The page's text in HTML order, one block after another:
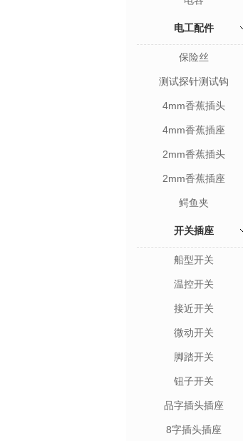
电工配件
保险丝
测试探针测试钩
4mm香蕉插头
4mm香蕉插座
2mm香蕉插头
2mm香蕉插座
鳄鱼夹
开关插座
船型开关
温控开关
接近开关
微动开关
脚踏开关
钮子开关
品字插头插座
8字插头插座